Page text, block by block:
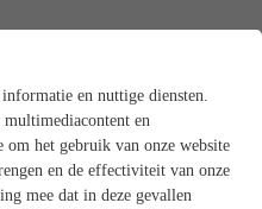
en nuttige diensten.
multimediacontent en
om het gebruik van onze website
en de effectiviteit van onze
mee dat in deze gevallen